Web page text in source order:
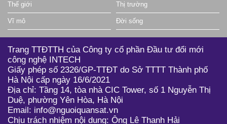
Thế giới Thị trường
Vĩ mô Đời sống
Trang TTĐTTH của Công ty cổ phần Đầu tư đổi mới
công nghệ INTECH
Giấy phép số 2326/GP-TTĐT do Sở TTTT Thành phố
Hà Nội cấp ngày 16/6/2021
Địa chỉ: Tầng 14, tòa nhà CIC Tower, số 1 Nguyễn Thị
Duệ, phường Yên Hòa, Hà Nội
Email: info@nguoiquansat.vn
Chịu trách nhiệm nội dung: Ông Lê Thanh Hải